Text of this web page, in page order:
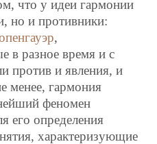
что у идеи гармонии
но и противники:
,
в разное время и с
против и явления, и
менее, гармония
феномен
его определения
характеризующие